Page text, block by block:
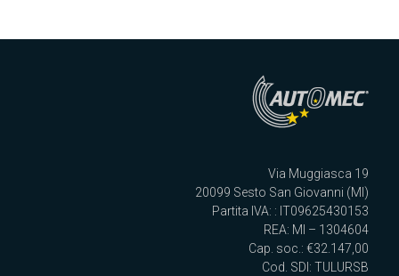
Via Muggiasca 19
20099 Sesto San Giovanni (MI)
Partita IVA: : IT09625430153
REA: MI – 1304604
Cap. soc.: €32.147,00
Cod. SDI: TULURSB